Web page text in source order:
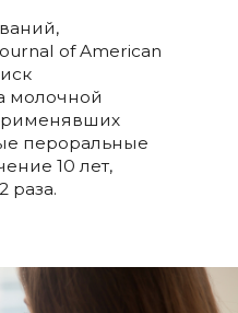
of American
молочной
пероральные
10 лет,
раза.